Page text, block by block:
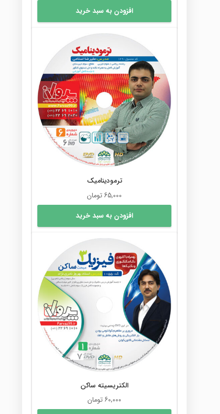
افزودن به سبد خرید
ترمودینامیک
65,000تومان
افزودن به سبد خرید
الکتریسیته ساکن
60,000تومان